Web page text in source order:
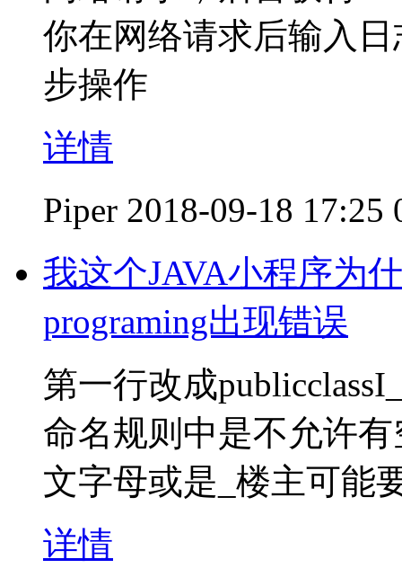
你在网络请求后输入
步操作
详情
Piper 2018-09-18 17:25
我这个JAVA小程序为
programing出现错误
第一行改成
命名规则中是不允许
文字母或是_楼主可能
详情